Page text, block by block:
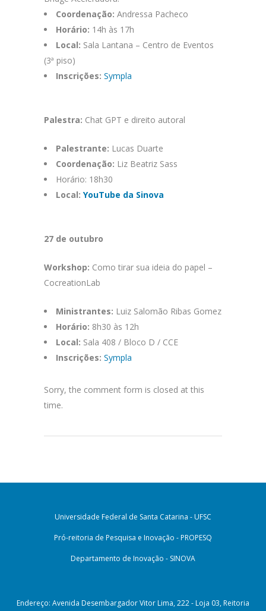
Coordenação: Andressa Pacheco
Horário: 14h às 17h
Local: Sala Lantana – Centro de Eventos
(3ª piso)
Inscrições: Sympla
Palestra: Chat GPT e direito autoral
Palestrante: Lucas Duarte
Coordenação: Liz Beatriz Sass
Horário: 18h30
Local: YouTube da Sinova
27 de outubro
Workshop: Como tirar sua ideia do papel –
CocreationLab
Ministrantes: Luiz Salomão Ribas Gomez
Horário: 8h30 às 12h
Local: Sala 408 / Bloco D / CCE
Inscrições: Sympla
Sorry, the comment form is closed at this
time.
Universidade Federal de Santa Catarina - UFSC
Pró-reitoria de Pesquisa e Inovação - PROPESQ
Departamento de Inovação - SINOVA
Endereço: Avenida Desembargador Vitor Lima, 222 - Loja 03, Reitoria